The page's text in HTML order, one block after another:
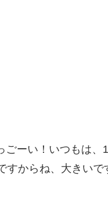
ーい！いつもは、
からね、大きいで